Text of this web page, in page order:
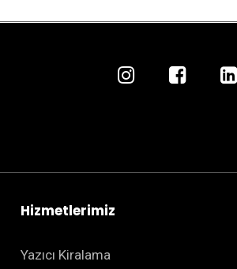
Hizmetlerimiz
Yazıcı Kiralama